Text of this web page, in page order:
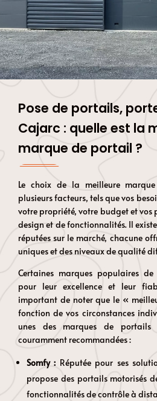
Pose de portails,
Cajarc : quelle est la
marque de portail ?
Le choix de la meilleure
plusieurs facteurs, tels que vos
votre propriété, votre budget et vos
design et de fonctionnalités. Il
réputées sur le marché, chacune
uniques et des niveaux de qualité
Certaines marques populaires
pour leur excellence et leur
important de noter que le «
fonction de vos circonstances
unes des marques de portails
couramment recommandées :
Somfy : Réputée pour ses
propose des portails motorisés
fonctionnalités de contrôle à